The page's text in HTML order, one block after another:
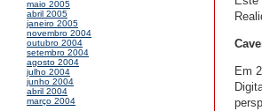
maio 2005
abril 2005
janeiro 2005
novembro 2004
outubro 2004
setembro 2004
agosto 2004
julho 2004
junho 2004
abril 2004
março 2004
Em